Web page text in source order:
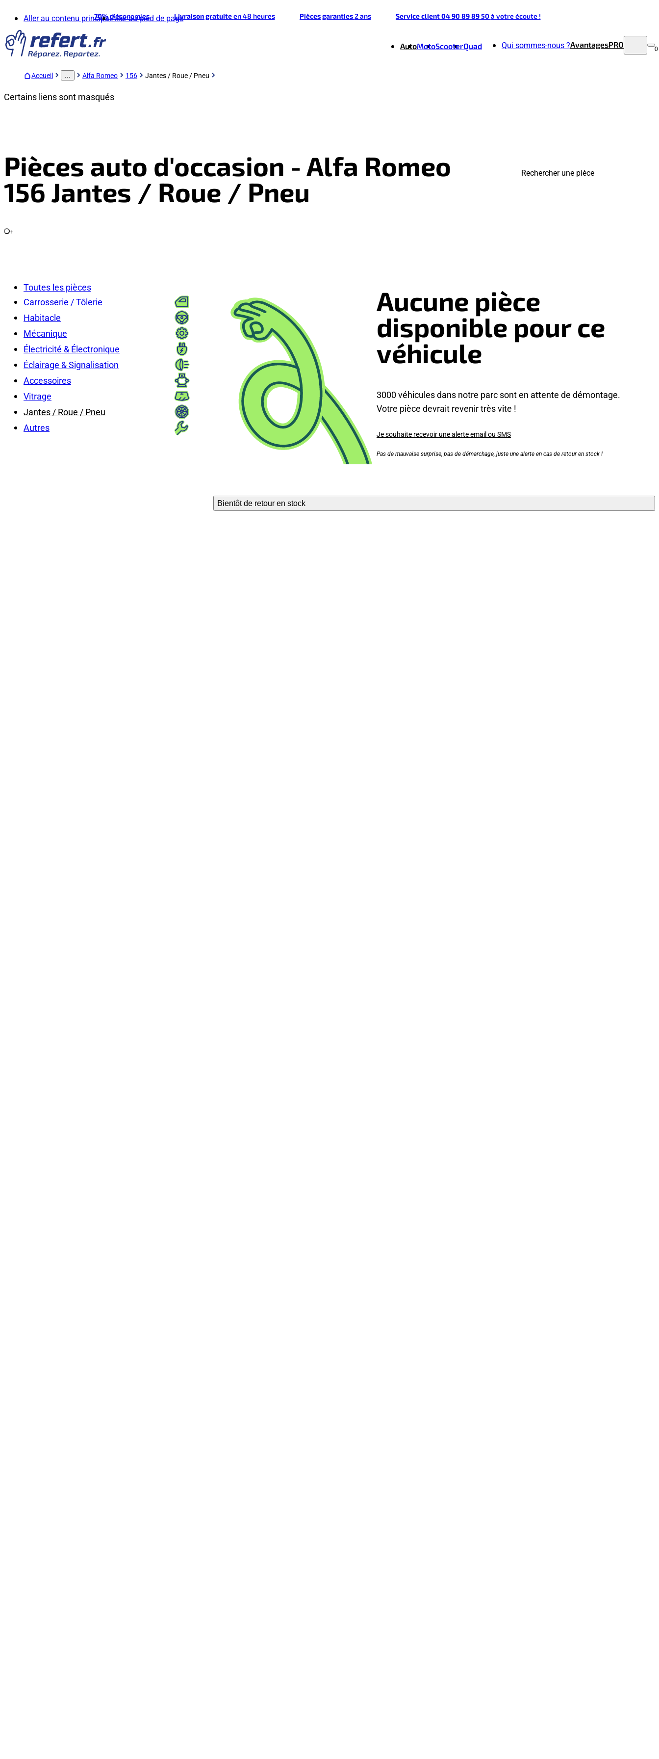
Aller au contenu principalAller au pied de page
70%d'économies Livraison gratuiteen 48 heures Pièces garanties2 ans Service client 04 90 89 89 50à votre écoute !
AutoMotoScooterQuad Qui sommes-nous ?AvantagesPRO 0
Accueil ... Alfa Romeo 156 Jantes / Roue / Pneu
Certains liens sont masqués
Pièces auto d'occasion - Alfa Romeo
156 Jantes / Roue / Pneu
+
Rechercher une pièce
Toutes les pièces
Carrosserie / Tôlerie
Habitacle
Mécanique
Électricité & Électronique
Éclairage & Signalisation
Accessoires
Vitrage
Jantes / Roue / Pneu
Autres
Aucune pièce
disponible pour ce
véhicule
3000 véhicules dans notre parc sont en attente de démontage.
Votre pièce devrait revenir très vite !
Je souhaite recevoir une alerte email ou SMS
Pas de mauvaise surprise, pas de démarchage, juste une alerte en cas de retour en stock !
Bientôt de retour en stock